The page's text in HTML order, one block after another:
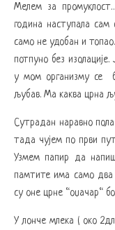
Мелем за промуклост… Сећам се, једне зиме, пре дванаестак
година наступала сам
само не удобан и
потпуно без
у мом организму се
љубав. Ма каква црна
Сутрадан наравно
тада чујем по први
Узмем папир да
памтите има само два
су оне црне “оџачар“
У лонче млека ( око